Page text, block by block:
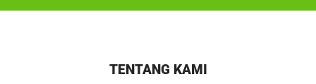
TENTANG KAMI